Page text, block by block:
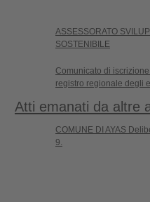
ASSESSORATO
SOSTENIBILE
Comunicato di
registro regionale degli
Atti emanati da altre
COMUNE DI AYAS
9.